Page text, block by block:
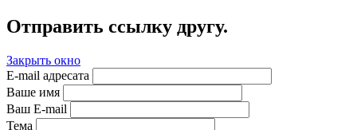
Отправить ссылку другу.
Закрыть окно
E-mail адресата
Ваше имя
Ваш E-mail
Тема